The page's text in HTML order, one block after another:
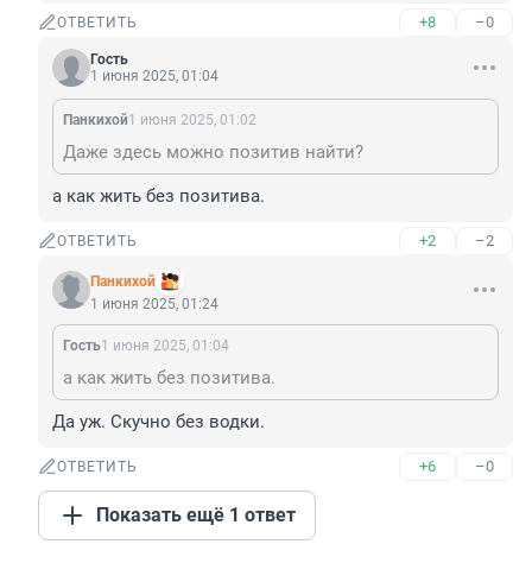
ОТВЕТИТЬ +8 –0
Гость
1 июня 2025, 01:04
Панкихой1 июня 2025, 01:02
Даже здесь можно позитив найти?
а как жить без позитива.
ОТВЕТИТЬ +2 –2
Панкихой
1 июня 2025, 01:24
Гость1 июня 2025, 01:04
а как жить без позитива.
Да уж. Скучно без водки.
ОТВЕТИТЬ +6 –0
Показать ещё 1 ответ